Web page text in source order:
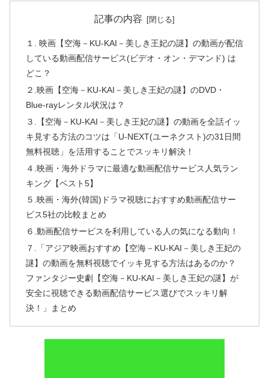
記事の内容
１. 映画【空海－KU-KAI－美しき王妃の謎】の動画が配信
している動画配信サービス(ビデオ・オン・デマンド) は
どこ？
２.映画【空海－KU-KAI－美しき王妃の謎】のDVD・
Blue-rayレンタル状況は？
３.【空海－KU-KAI－美しき王妃の謎】の動画を全話イッ
キ見する方法のコツは「U-NEXT(ユーネクスト)の31日間
無料視聴」を活用することでスッキリ解決！
４.映画・海外ドラマに最適な動画配信サービス人気ラン
キング【ベスト5】
５.映画・海外(韓国)ドラマ視聴におすすめ動画配信サー
ビス5社の比較まとめ
６.動画配信サービスを利用している人の気になる動向！
７.「アジア映画おすすめ【空海－KU-KAI－美しき王妃の
謎】の動画を無料視聴でイッキ見する方法はあるのか？
ファンタジー史劇【空海－KU-KAI－美しき王妃の謎】が
安全に視聴できる動画配信サービス選びでスッキリ解
決！」まとめ